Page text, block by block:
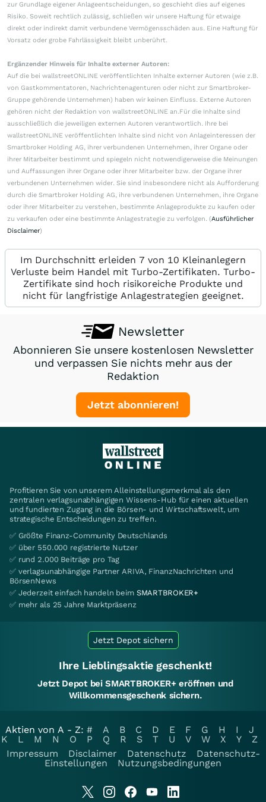
zur Grundlage eigener Anlageentscheidungen, so geschieht dies auf eigenes
Risiko. Soweit rechtlich zulässig, schließen wir unsere Haftung für etwaige
direkt oder indirekt damit verbundene Vermögensschäden aus. Eine Haftung für
Vorsatz oder grobe Fahrlässigkeit bleibt unberührt.
Ergänzender Hinweis für Inhalte externer Autoren:
Auf die bei wallstreetONLINE veröffentlichten Inhalte externer Autoren (wie z.B.
von Gastkommentatoren, Nachrichtenagenturen oder nicht zur Smartbroker-
Gruppe gehörende Unternehmen) haben wir keinen Einfluss. Externe Autoren
gehören nicht der Redaktion von wallstreetONLINE an.Für die Inhalte sind
ausschließlich die jeweiligen externen Autoren verantwortlich. Ihre bei
wallstreetONLINE veröffentlichten Inhalte sind nicht von Anlageinteressen der
Smartbroker Holding AG, ihrer verbundenen Unternehmen, ihrer Organe oder
ihrer Mitarbeiter bestimmt und spiegeln nicht notwendigerweise die Meinungen
und Auffassungen ihrer Organe oder ihrer Mitarbeiter bzw. der Organe ihrer
verbundenen Unternehmen wider. Sie sind insbesondere nicht als Aufforderung
durch die Smartbroker Holding AG, ihre verbundenen Unternehmen, ihre Organe
oder ihrer Mitarbeiter zu verstehen, bestimmte Anlageprodukte zu kaufen oder
zu verkaufen oder eine bestimmte Anlagestrategie zu verfolgen. (Ausführlicher
Disclaimer)
Im Durchschnitt erleiden 7 von 10 Kleinanlegern
Verluste beim Handel mit Turbo-Zertifikaten. Turbo-
Zertifikate sind hoch risikoreiche Produkte und
nicht für langfristige Anlagestrategien geeignet.
Newsletter
Abonnieren Sie unsere kostenlosen Newsletter
und verpassen Sie nichts mehr aus der
Redaktion
Jetzt abonnieren!
Profitieren Sie von unserem Alleinstellungsmerkmal als den
zentralen verlagsunabhängigen Wissens-Hub für einen aktuellen
und fundierten Zugang in die Börsen- und Wirtschaftswelt, um
strategische Entscheidungen zu treffen.
✅ Größte Finanz-Community Deutschlands
✅ über 550.000 registrierte Nutzer
✅ rund 2.000 Beiträge pro Tag
✅ verlagsunabhängige Partner ARIVA, FinanzNachrichten und
BörsenNews
✅ Jederzeit einfach handeln beim SMARTBROKER+
✅ mehr als 25 Jahre Marktpräsenz
Jetzt Depot sichern
Ihre Lieblingsaktie geschenkt!
Jetzt Depot bei SMARTBROKER+ eröffnen und
Willkommensgeschenk sichern.
Aktien von A - Z: # A B C D E F G H I
J
K
L M N O P Q R S T U V W X Y
Z
Impressum
Disclaimer Datenschutz
Datenschutz-
Einstellungen
Nutzungsbedingungen